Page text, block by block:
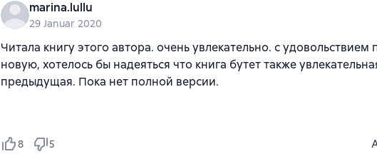
marina.lullu
29 Januar 2020
Читала книгу этого автора. очень увлекательно. с удовольствием
новую, хотелось бы надеяться что книга бутет также
предыдущая. Пока нет полной версии.
8 5